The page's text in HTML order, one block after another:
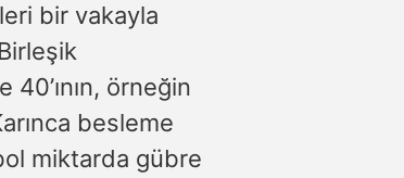
bir vakayla
40’ının, örneğin
besleme
miktarda gübre